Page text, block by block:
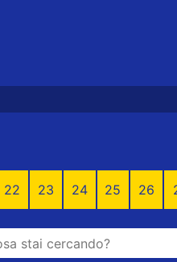
22 23 24 25 26